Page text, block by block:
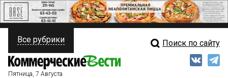
ПОЛИТИКА
ФИНАНСЫ
Свежий выпуск
Все рубрики Поиск по сайту
Пятница, 7 Августа